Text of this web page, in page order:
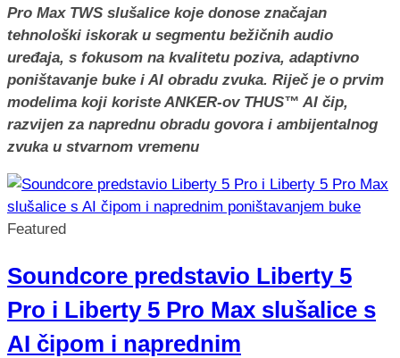
Pro Max TWS slušalice koje donose značajan
tehnološki iskorak u segmentu bežičnih audio
uređaja, s fokusom na kvalitetu poziva, adaptivno
poništavanje buke i AI obradu zvuka. Riječ je o prvim
modelima koji koriste ANKER-ov THUS™ AI čip,
razvijen za naprednu obradu govora i ambijentalnog
zvuka u stvarnom vremenu
Featured
Soundcore predstavio Liberty 5
Pro i Liberty 5 Pro Max slušalice s
AI čipom i naprednim